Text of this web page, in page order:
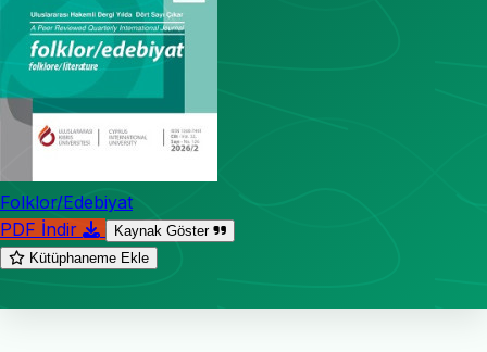
Folklor/Edebiyat
PDF İndir
Kaynak Göster
Kütüphaneme Ekle